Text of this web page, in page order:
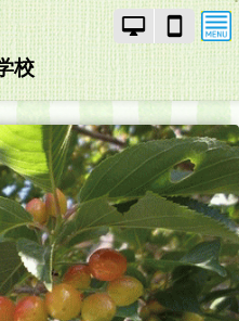
PC
モ
ー
ド
で
画
面
を
切
り
替
え
ス
マ
ー
ト
フ
ォ
ン
モ
ー
ド
で
画
面
を
切
り
替
え
校